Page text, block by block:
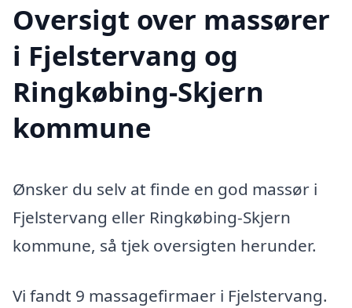
Oversigt over massører
i Fjelstervang og
Ringkøbing-Skjern
kommune
Ønsker du selv at finde en god massør i
Fjelstervang eller Ringkøbing-Skjern
kommune, så tjek oversigten herunder.
Vi fandt 9 massagefirmaer i Fjelstervang.